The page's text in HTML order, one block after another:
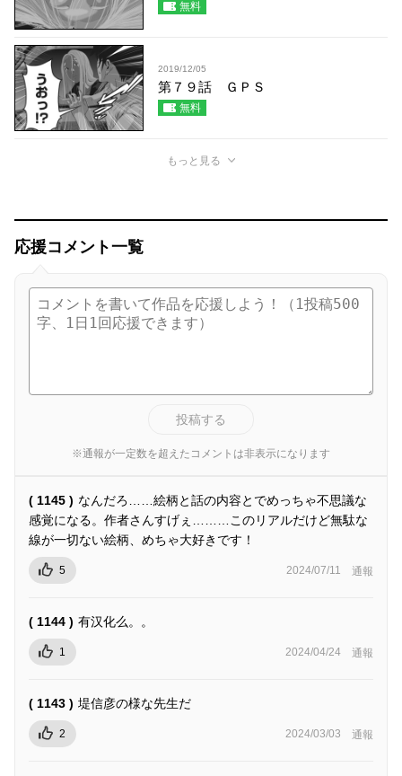
無料
2019/12/05
第７９話 ＧＰＳ
無料
もっと見る
応援コメント一覧
投稿する
※通報が一定数を超えたコメントは非表示になります
( 1145 ) なんだろ……絵柄と話の内容とでめっちゃ不思議な
感覚になる。作者さんすげぇ………このリアルだけど無駄な
線が一切ない絵柄、めちゃ大好きです！
5 2024/07/11 通報
( 1144 ) 有汉化么。。
1 2024/04/24 通報
( 1143 ) 堤信彦の様な先生だ
2 2024/03/03 通報